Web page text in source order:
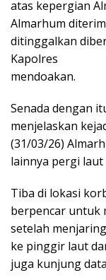
atas kepergian
Almarhum
ditinggalkan
Kapolres
mendoakan.
Senada dengan
menjelaskan
(31/03/26)
lainnya pergi
Tiba di lokasi
berpencar untuk
setelah
ke pinggir laut
juga kunjung